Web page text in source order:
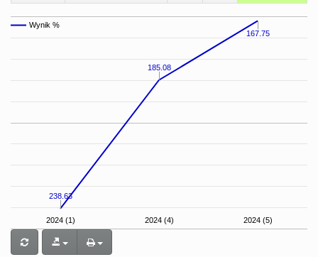
2024 (1) 2024 (4) 2024 (5)
238.63
185.08
167.75
Wynik %